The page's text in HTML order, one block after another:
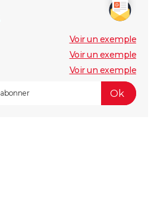
Voir un exemple
Voir un exemple
Voir un exemple